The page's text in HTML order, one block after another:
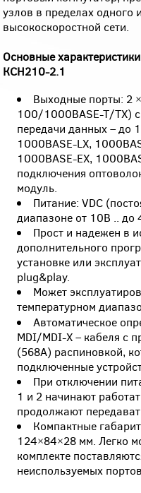
узлов в пределах одного
высокоскоростной сети.
Основные
КСН210-2.1
Выходные порты: 2
100/1000BASE-T/TX)
передачи данных – до
1000BASE-LX,
1000BASE-EX,
подключения
модуль.
Питание: VDC
диапазоне от 10В .. до
Прост и надежен в
дополнительного
установке или
plug&play.
Может
температурном
Автоматическое
MDI/MDI-X – кабеля с
(568А) распиновкой,
подключенные
При отключении
1 и 2 начинают
продолжают
Компактные
124×84×28 мм. Легко
комплекте
неиспользуемых портов.